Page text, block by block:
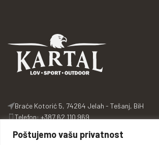
Poštujemo vašu privatnost
Braće Kotorić 5, 74264 Jelah - Tešanj, BiH
Telefon: +387 62 110 969
mail: info@kartal.ba